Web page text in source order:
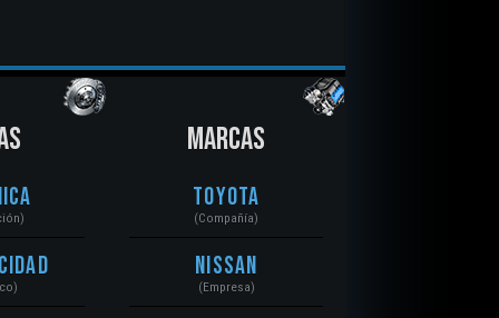
MARCAS
Toyota
(Compañía)
Nissan
(Empresa)